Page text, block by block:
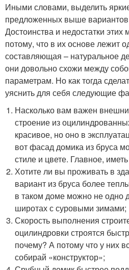
Иными словами, выделить
предложенных выше
Достоинства и недостатки
потому, что в их основе лежит
составляющая – натуральное
они довольно схожи между
параметрам. Но как тогда
уяснить для себя следующие
Насколько вам важен
строение из
красивое, но оно в
вот фасад домика из бруса
стиле и цвете. Главное,
Хотите ли вы проживать в
вариант из бруса более
в таком доме можно не одно
широтах с суровыми зимами;
Скорость выполнения
оцилиндровки строятся
почему? А потому что у них
собирай «конструктор»;